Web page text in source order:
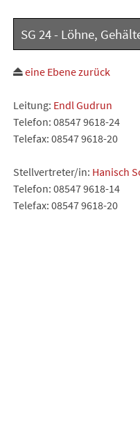
SG 24 - Löhne,
eine Ebene zurück
Leitung: Endl Gudrun
Telefon: 08547 9618-24
Telefax: 08547 9618-20
Stellvertreter/in: Hanisch
Telefon: 08547 9618-14
Telefax: 08547 9618-20